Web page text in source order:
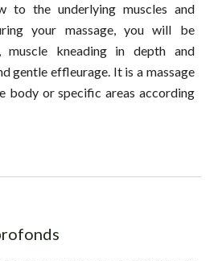
to the underlying muscles and
your massage, you will be
kneading in depth and
gentle effleurage. It is a massage
body or specific areas according